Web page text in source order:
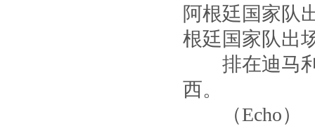
阿根廷国家队
根廷国家队出
排在迪马利
西。
（Echo）